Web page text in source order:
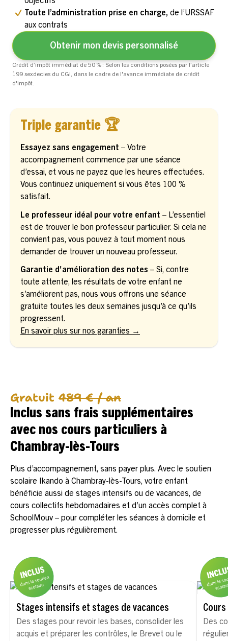
Toute l’administration prise en charge, de l’URSSAF
aux contrats
Obtenir mon devis personnalisé
Crédit d’impôt immédiat de 50 % : Selon les conditions posées par l’article
199 sexdecies du CGI, dans le cadre de l'avance immédiate de crédit
d'impôt.
Triple garantie 🏆
Essayez sans engagement – Votre
accompagnement commence par une séance
d’essai, et vous ne payez que les heures effectuées.
Vous continuez uniquement si vous êtes 100 %
satisfait.
Le professeur idéal pour votre enfant – L’essentiel
est de trouver le bon professeur particulier. Si cela ne
convient pas, vous pouvez à tout moment nous
demander de trouver un nouveau professeur.
Garantie d'amélioration des notes – Si, contre
toute attente, les résultats de votre enfant ne
s’améliorent pas, nous vous offrons une séance
gratuite toutes les deux semaines jusqu’à ce qu’ils
progressent.
En savoir plus sur nos garanties →
Gratuit 489 € / an
Inclus sans frais supplémentaires
avec nos cours particuliers à
Chambray-lès-Tours
Plus d’accompagnement, sans payer plus. Avec le soutien
scolaire Ikando à Chambray-lès-Tours, votre enfant
bénéficie aussi de stages intensifs ou de vacances, de
cours collectifs hebdomadaires et d’un accès complet à
SchoolMouv – pour compléter les séances à domicile et
progresser plus régulièrement.
Stages intensifs et stages de vacances
Des stages pour revoir les bases, consolider les
acquis et préparer les contrôles, le Brevet ou le
Des